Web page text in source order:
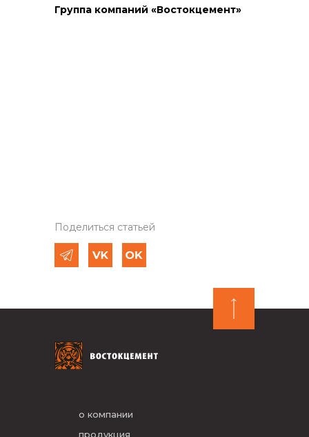
info@vostokcement.ru
Группа компаний «Востокцемент»
Поделиться статьей
о компании
продукция